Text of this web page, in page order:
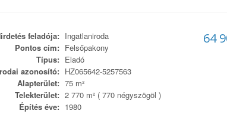
64
feladója: Ingatlaniroda
Pontos cím: Felsőpakony
Típus: Eladó
azonosító: HZ065642-5257563
Alapterület: 75 m²
Telekterület: 2 770 m² ( 770 négyszögöl )
Építés éve: 1980